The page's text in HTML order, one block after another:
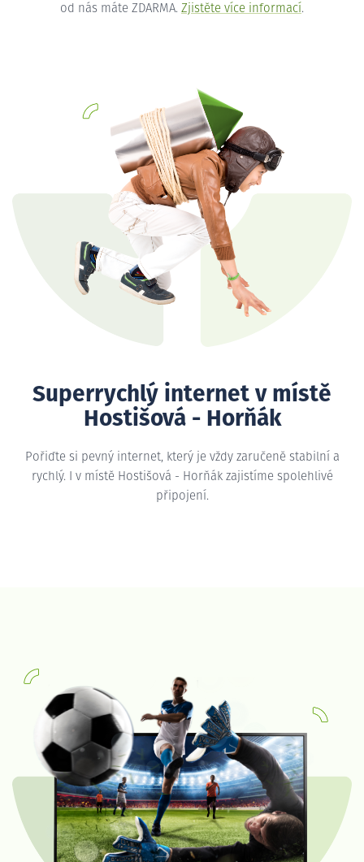
od nás máte ZDARMA. Zjistěte více informací.
Superrychlý internet v místě
Hostišová - Horňák
Pořiďte si pevný internet, který je vždy zaručeně stabilní a
rychlý. I v místě Hostišová - Horňák zajistíme spolehlivé
připojení.